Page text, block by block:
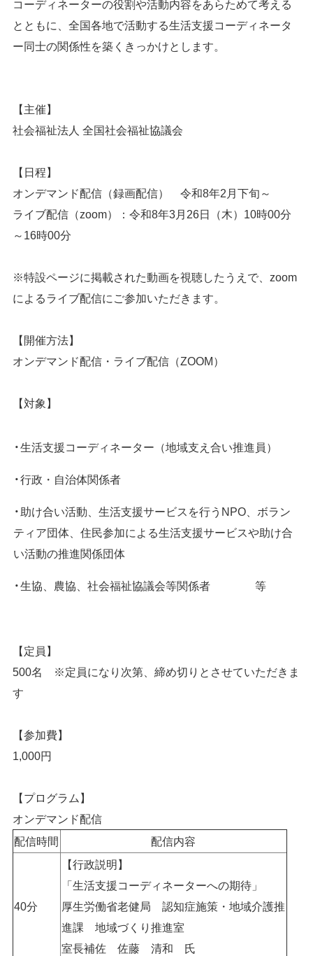
コーディネーターの役割や活動内容をあらためて考える
とともに、全国各地で活動する生活支援コーディネータ
ー同士の関係性を築くきっかけとします。
【主催】
社会福祉法人 全国社会福祉協議会
【日程】
オンデマンド配信（録画配信） 令和8年2月下旬～
ライブ配信（zoom）：令和8年3月26日（木）10時00分
～16時00分
※特設ページに掲載された動画を視聴したうえで、zoom
によるライブ配信にご参加いただきます。
【開催方法】
オンデマンド配信・ライブ配信（ZOOM）
【対象】
生活支援コーディネーター（地域支え合い推進員）
行政・自治体関係者
助け合い活動、生活支援サービスを行うNPO、ボラン
ティア団体、住民参加による生活支援サービスや助け合
い活動の推進関係団体
生協、農協、社会福祉協議会等関係者 等
【定員】
500名 ※定員になり次第、締め切りとさせていただきま
す
【参加費】
1,000円
【プログラム】
オンデマンド配信
配信時間
配信内容
40分
【行政説明】
「生活支援コーディネーターへの期待」
厚生労働省老健局 認知症施策・地域介護推
進課 地域づくり推進室
室長補佐 佐藤 清和 氏